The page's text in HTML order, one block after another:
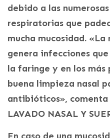
debido a las
respiratorias que
mucha mucosidad.
genera infecciones
la faringe y en los más
buena limpieza nasal
antibióticos», comenta
LAVADO NASAL Y